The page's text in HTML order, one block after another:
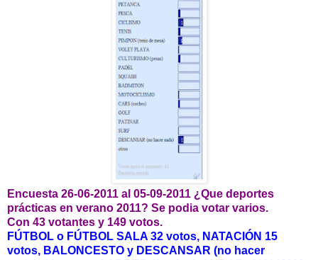
Encuesta 26-06-2011 al 05-09-2011 ¿Que deportes
prácticas en verano 2011? Se podia votar varios.
Con 43 votantes y 149 votos.
FÚTBOL o FÚTBOL SALA 32 votos, NATACIÓN 15
votos, BALONCESTO y DESCANSAR (no hacer